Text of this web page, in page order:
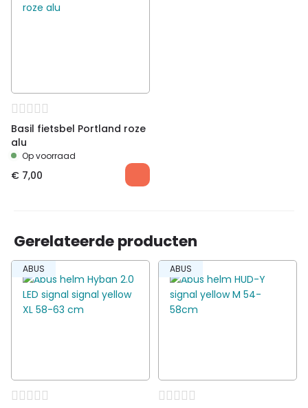
Basil fietsbel Portland roze
alu
Op voorraad
€ 7,00
Gerelateerde producten
ABUS ABUS